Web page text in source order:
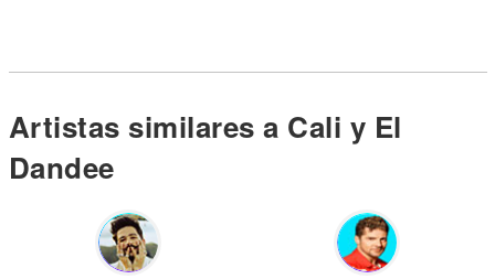
Artistas similares a Cali y El
Dandee